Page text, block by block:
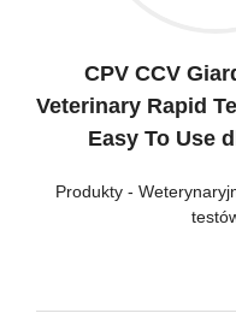
CPV CCV
Veterinary Rapid
Easy To Use
Produkty -